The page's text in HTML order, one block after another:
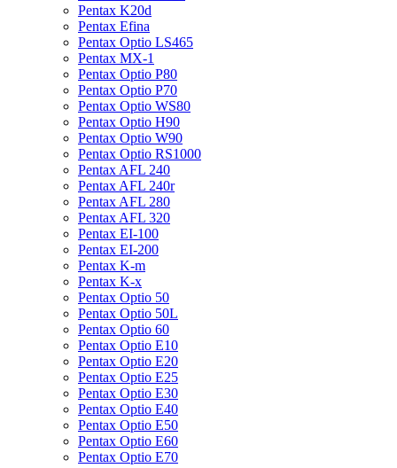
Pentax K20d
Pentax Efina
Pentax Optio LS465
Pentax MX-1
Pentax Optio P80
Pentax Optio P70
Pentax Optio WS80
Pentax Optio H90
Pentax Optio W90
Pentax Optio RS1000
Pentax AFL 240
Pentax AFL 240r
Pentax AFL 280
Pentax AFL 320
Pentax EI-100
Pentax EI-200
Pentax K-m
Pentax K-x
Pentax Optio 50
Pentax Optio 50L
Pentax Optio 60
Pentax Optio E10
Pentax Optio E20
Pentax Optio E25
Pentax Optio E30
Pentax Optio E40
Pentax Optio E50
Pentax Optio E60
Pentax Optio E70